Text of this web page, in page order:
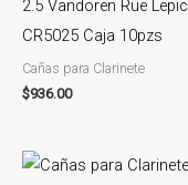
2.5 Vandoren Rue Lepic
CR5025 Caja 10pzs
Cañas para Clarinete
$936.00